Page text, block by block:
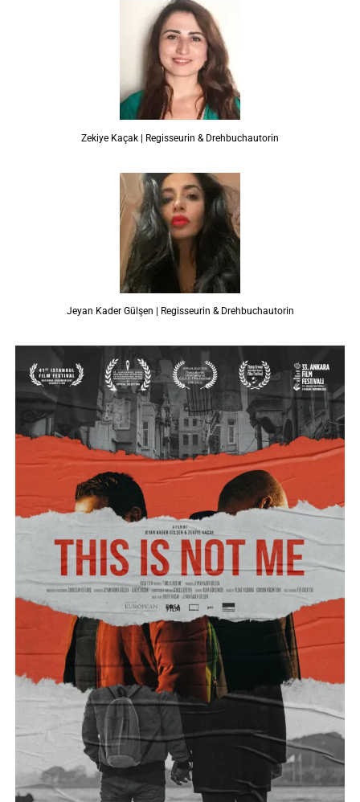
Zekiye Kaçak | Regisseurin & Drehbuchautorin
Jeyan Kader Gülşen | Regisseurin & Drehbuchautorin